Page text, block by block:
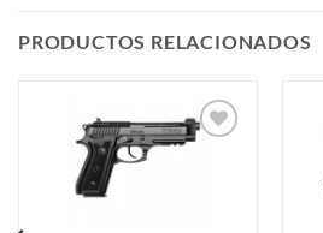
PRODUCTOS RELACIONADOS